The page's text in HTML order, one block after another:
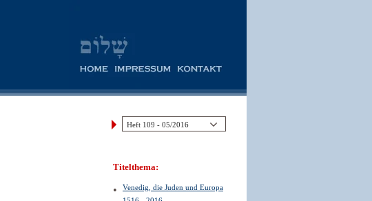
Titelthema:
Venedig, die Juden und Europa